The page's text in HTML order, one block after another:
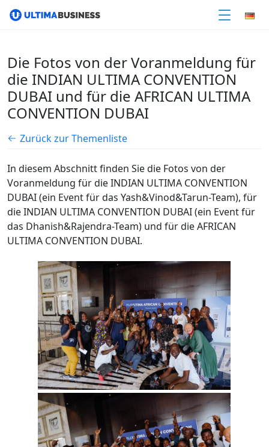
Die Fotos von der Voranmeldung für
die INDIAN ULTIMA CONVENTION
DUBAI und für die AFRICAN ULTIMA
CONVENTION DUBAI
Zurück zur Themenliste
In diesem Abschnitt finden Sie die Fotos von der
Voranmeldung für die INDIAN ULTIMA CONVENTION
DUBAI (ein Event für das Yash&Vinod&Tarun-Team), für
die INDIAN ULTIMA CONVENTION DUBAI (ein Event für
das Dhanish&Rajendra-Team) und für die AFRICAN
ULTIMA CONVENTION DUBAI.